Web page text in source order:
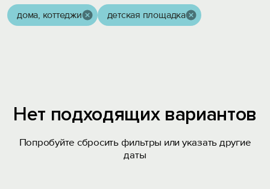
дома, коттеджи детская площадка
Нет подходящих вариантов
Попробуйте сбросить фильтры или указать другие
даты